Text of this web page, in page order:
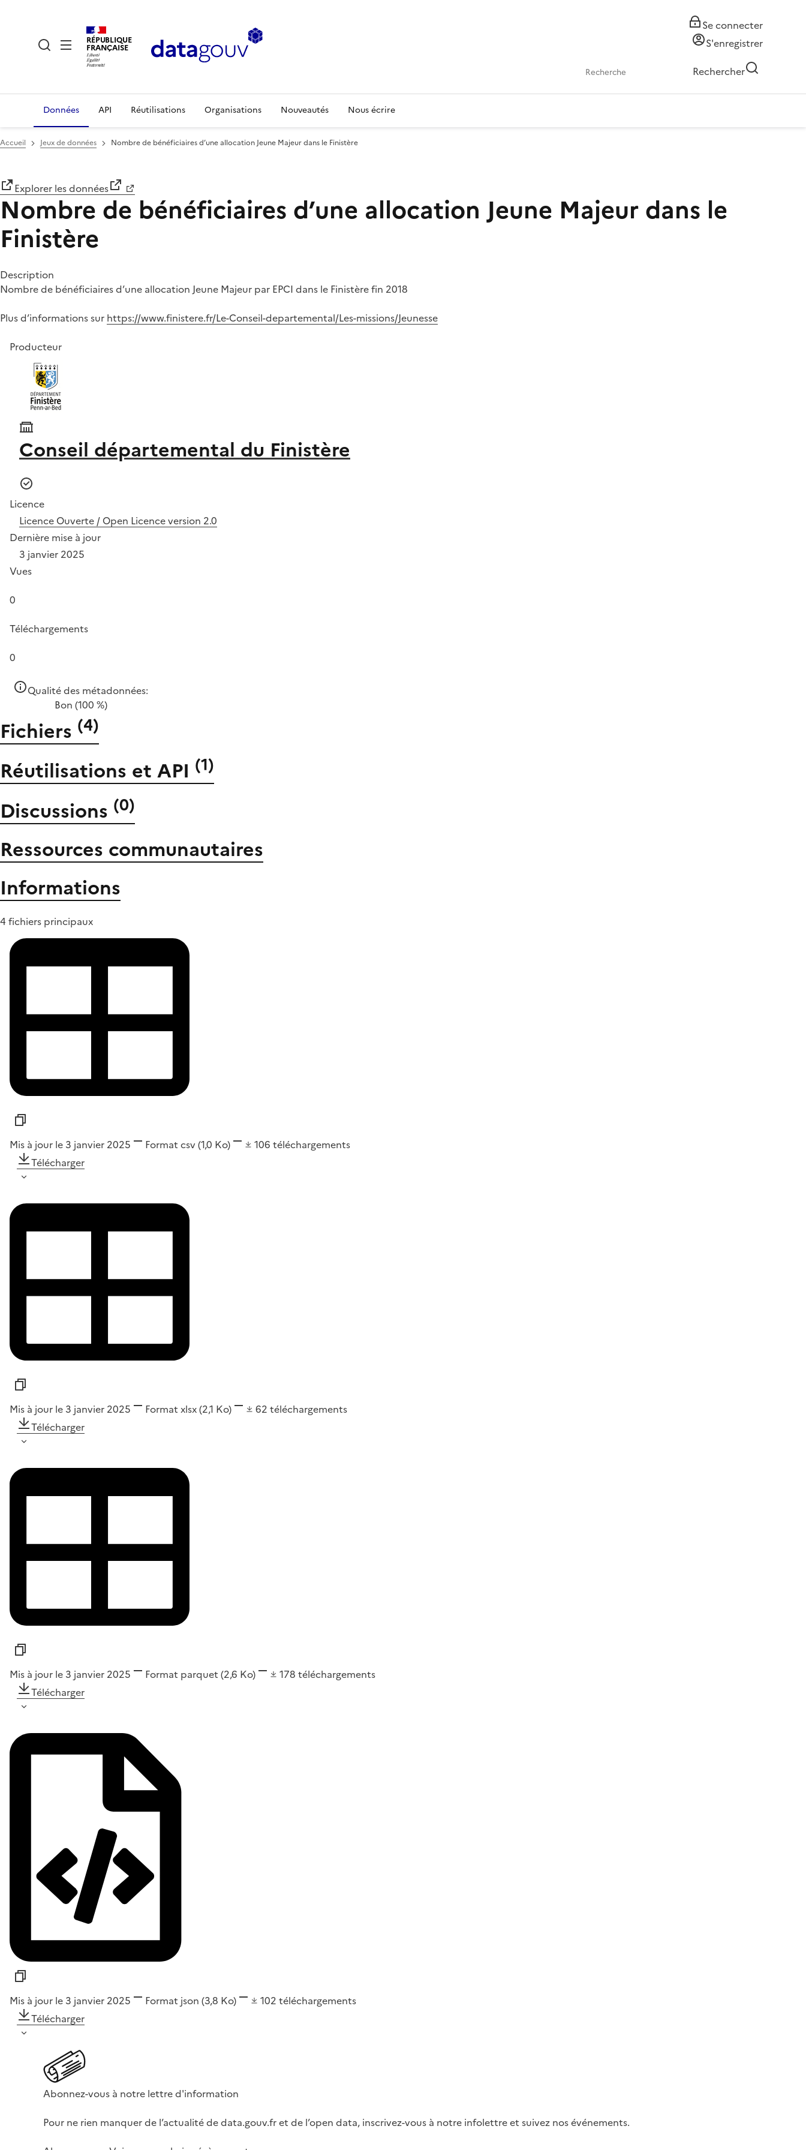
RÉPUBLIQUE
FRANÇAISE
Se connecter
S'enregistrer
Rechercher
Données API Réutilisations Organisations Nouveautés Nous écrire
Accueil Jeux de données Nombre de bénéficiaires d’une allocation Jeune Majeur dans le Finistère
Explorer les données
Nombre de bénéficiaires d’une allocation Jeune Majeur dans le
Finistère
Description
Nombre de bénéficiaires d’une allocation Jeune Majeur par EPCI dans le Finistère fin 2018
Plus d’informations sur https://www.finistere.fr/Le-Conseil-departemental/Les-missions/Jeunesse
Producteur
Conseil départemental du Finistère
Licence
Licence Ouverte / Open Licence version 2.0
Dernière mise à jour
3 janvier 2025
Vues
0
Téléchargements
0
Qualité des métadonnées:
Bon (100 %)
Fichiers (4)
Réutilisations et API (1)
Discussions (0)
Ressources communautaires
Informations
4 fichiers principaux
Mis à jour le 3 janvier 2025 Format csv(1,0 Ko) 106 téléchargements
Télécharger
Mis à jour le 3 janvier 2025 Format xlsx(2,1 Ko) 62 téléchargements
Télécharger
Mis à jour le 3 janvier 2025 Format parquet (2,6 Ko) 178 téléchargements
Télécharger
Mis à jour le 3 janvier 2025 Format json (3,8 Ko) 102 téléchargements
Télécharger
Abonnez-vous à notre lettre d'information
Pour ne rien manquer de l’actualité de data.gouv.fr et de l’open data, inscrivez-vous à notre infolettre et suivez nos événements.